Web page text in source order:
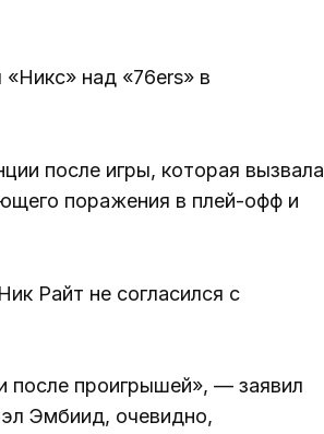
над «76ers» в
после игры, которая вызвала
поражения в плей-офф и
Райт не согласился с
после проигрышей», — заявил
Эмбиид, очевидно,